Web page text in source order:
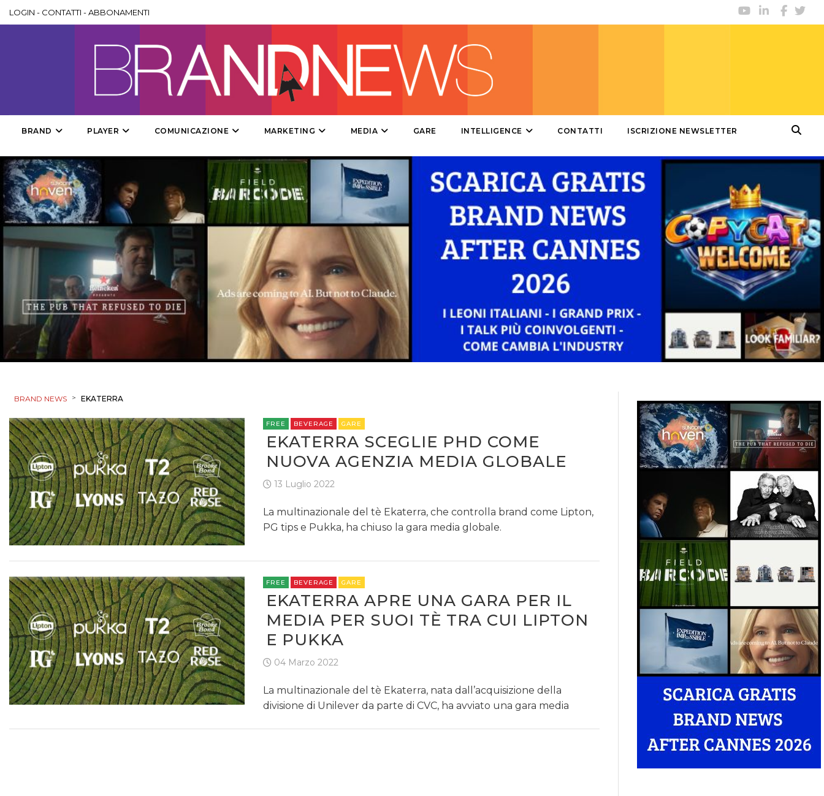
DESIGN
PRODOTTI
PUNTI VENDITA
CSR
STRATEGIE
CINEMA
EDITORIA
RADIO / AUDIO
TV
DATI
RICERCHE
PREVISIONI/SCENARI
NORMATIVE
LOGIN - CONTATTI -ABBONAMENTI
BRAND PLAYER COMUNICAZIONE MARKETING MEDIA GARE INTELLIGENCE CONTATTI ISCRIZIONE NEWSLETTER
BRAND NEWS > EKATERRA
FREE BEVERAGE GARE
EKATERRA SCEGLIE PHD COME
NUOVA AGENZIA MEDIA GLOBALE
13 Luglio 2022
La multinazionale del tè Ekaterra, che controlla brand come Lipton,
PG tips e Pukka, ha chiuso la gara media globale.
FREE BEVERAGE GARE
EKATERRA APRE UNA GARA PER IL
MEDIA PER SUOI TÈ TRA CUI LIPTON
E PUKKA
04 Marzo 2022
La multinazionale del tè Ekaterra, nata dall’acquisizione della
divisione di Unilever da parte di CVC, ha avviato una gara media